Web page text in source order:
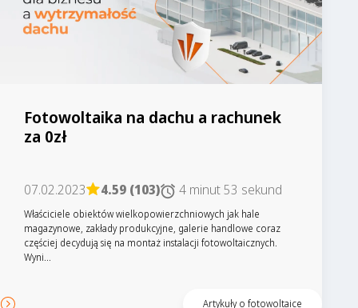
Fotowoltaika na dachu a rachunek
za 0zł
07.02.2023 4.59 (103) 4 minut 53 sekund
Właściciele obiektów wielkopowierzchniowych jak hale
magazynowe, zakłady produkcyjne, galerie handlowe coraz
częściej decydują się na montaż instalacji fotowoltaicznych.
Wyni...
Artykuły o fotowoltaice